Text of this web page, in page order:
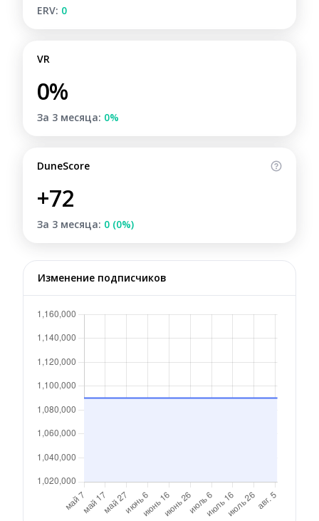
ERV: 0
VR
0%
За 3 месяца: 0%
DuneScore
+72
За 3 месяца: 0 (0%)
Изменение подписчиков